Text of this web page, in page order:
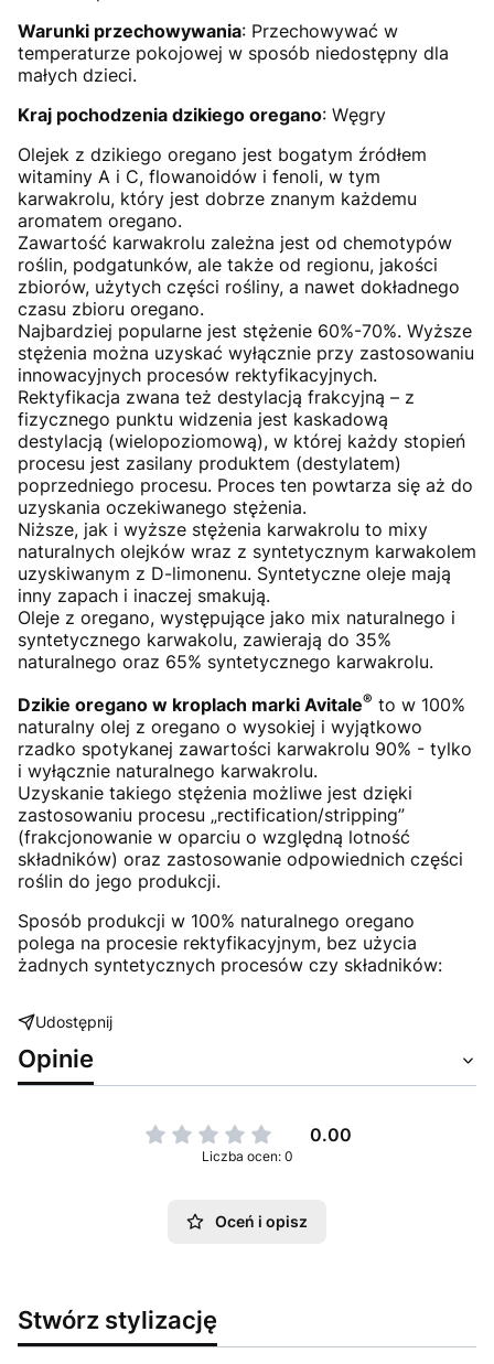
Warunki przechowywania: Przechowywać w
temperaturze pokojowej w sposób niedostępny dla
małych dzieci.
Kraj pochodzenia dzikiego oregano: Węgry
Olejek z dzikiego oregano jest bogatym źródłem
witaminy A i C, flowanoidów i fenoli, w tym
karwakrolu, który jest dobrze znanym każdemu
aromatem oregano.
Zawartość karwakrolu zależna jest od chemotypów
roślin, podgatunków, ale także od regionu, jakości
zbiorów, użytych części rośliny, a nawet dokładnego
czasu zbioru oregano.
Najbardziej popularne jest stężenie 60%-70%. Wyższe
stężenia można uzyskać wyłącznie przy zastosowaniu
innowacyjnych procesów rektyfikacyjnych.
Rektyfikacja zwana też destylacją frakcyjną – z
fizycznego punktu widzenia jest kaskadową
destylacją (wielopoziomową), w której każdy stopień
procesu jest zasilany produktem (destylatem)
poprzedniego procesu. Proces ten powtarza się aż do
uzyskania oczekiwanego stężenia.
Niższe, jak i wyższe stężenia karwakrolu to mixy
naturalnych olejków wraz z syntetycznym karwakolem
uzyskiwanym z D-limonenu. Syntetyczne oleje mają
inny zapach i inaczej smakują.
Oleje z oregano, występujące jako mix naturalnego i
syntetycznego karwakolu, zawierają do 35%
naturalnego oraz 65% syntetycznego karwakrolu.
Dzikie oregano w kroplach marki Avitale® to w 100%
naturalny olej z oregano o wysokiej i wyjątkowo
rzadko spotykanej zawartości karwakrolu 90% - tylko
i wyłącznie naturalnego karwakrolu.
Uzyskanie takiego stężenia możliwe jest dzięki
zastosowaniu procesu „rectification/stripping”
(frakcjonowanie w oparciu o względną lotność
składników) oraz zastosowanie odpowiednich części
roślin do jego produkcji.
Sposób produkcji w 100% naturalnego oregano
polega na procesie rektyfikacyjnym, bez użycia
żadnych syntetycznych procesów czy składników:
Udostępnij
Opinie
0.00
Liczba ocen: 0
Oceń i opisz
Stwórz stylizację